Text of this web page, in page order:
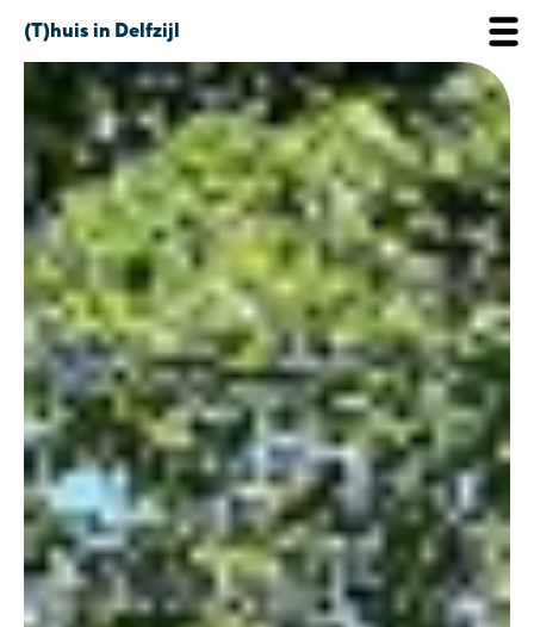
(T)huis in Delfzijl